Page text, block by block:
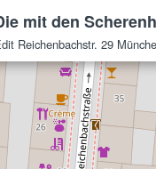
mit den
Reichenbachstr. 29